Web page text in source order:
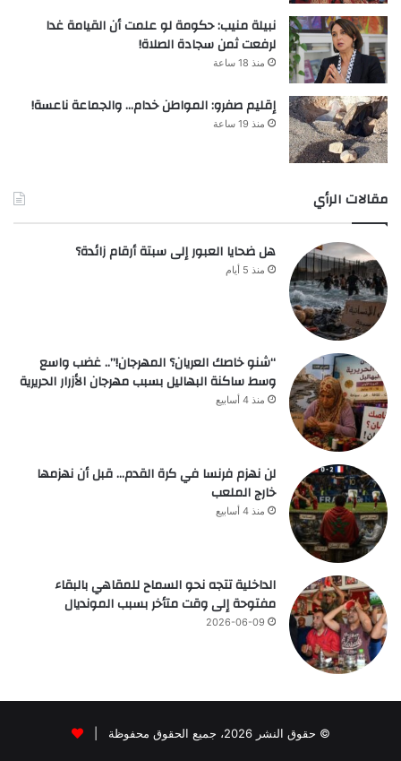
نبيلة منيب: حكومة لو علمت أن القيامة غدا
لرفعت ثمن سجادة الصلاة!
منذ 18 ساعة
إقليم صفرو: المواطن خدام… والجماعة ناعسة!
منذ 19 ساعة
مقالات الرأي
هل ضحايا العبور إلى سبتة أرقام زائدة؟
منذ 5 أيام
“شنو خاصك العريان؟ المهرجان!”.. غضب واسع
وسط ساكنة البهاليل بسبب مهرجان الأزرار الحريرية
منذ 4 أسابيع
لن نهزم فرنسا في كرة القدم… قبل أن نهزمها
خارج الملعب
منذ 4 أسابيع
الداخلية تتجه نحو السماح للمقاهي بالبقاء
مفتوحة إلى وقت متأخر بسبب المونديال
2026-06-09
© حقوق النشر 2026، جميع الحقوق محفوظة |